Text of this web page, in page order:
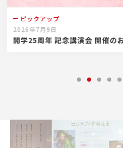
ックアップ
年7月9日
25周年 記念講演会 開催のお知らせ